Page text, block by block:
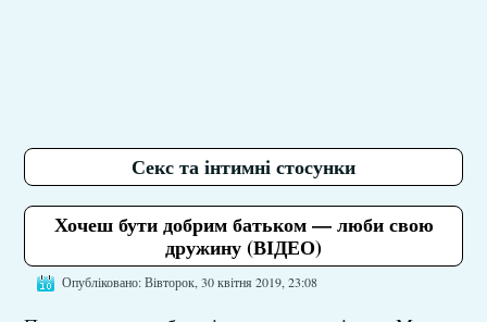
Секс та інтимні стосунки
Хочеш бути добрим батьком — люби свою
дружину (ВІДЕО)
Опубліковано: Вівторок, 30 квітня 2019, 23:08